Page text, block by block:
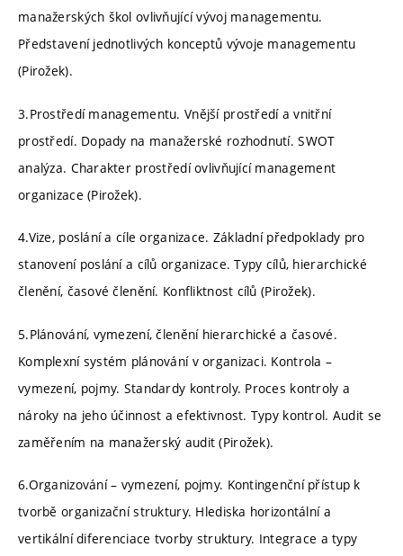
manažerských škol ovlivňující vývoj managementu.
Představení jednotlivých konceptů vývoje managementu
(Pirožek).
3.Prostředí managementu. Vnější prostředí a vnitřní
prostředí. Dopady na manažerské rozhodnutí. SWOT
analýza. Charakter prostředí ovlivňující management
organizace (Pirožek).
4.Vize, poslání a cíle organizace. Základní předpoklady pro
stanovení poslání a cílů organizace. Typy cílů, hierarchické
členění, časové členění. Konfliktnost cílů (Pirožek).
5.Plánování, vymezení, členění hierarchické a časové.
Komplexní systém plánování v organizaci. Kontrola –
vymezení, pojmy. Standardy kontroly. Proces kontroly a
nároky na jeho účinnost a efektivnost. Typy kontrol. Audit se
zaměřením na manažerský audit (Pirožek).
6.Organizování – vymezení, pojmy. Kontingenční přístup k
tvorbě organizační struktury. Hlediska horizontální a
vertikální diferenciace tvorby struktury. Integrace a typy